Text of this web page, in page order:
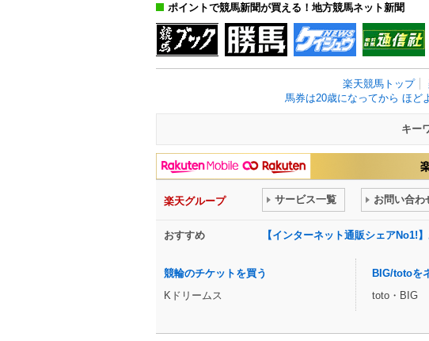
ポイントで競馬新聞が買える！地方競馬ネット新聞
楽天競馬トップ
馬券は20歳になってから ほど
キー
楽天グループ サービス一覧 お問い合わ
おすすめ 【インターネット通販シェアNo1!
競輪のチケットを買う
Kドリームス
BIG/totoを
toto・BIG